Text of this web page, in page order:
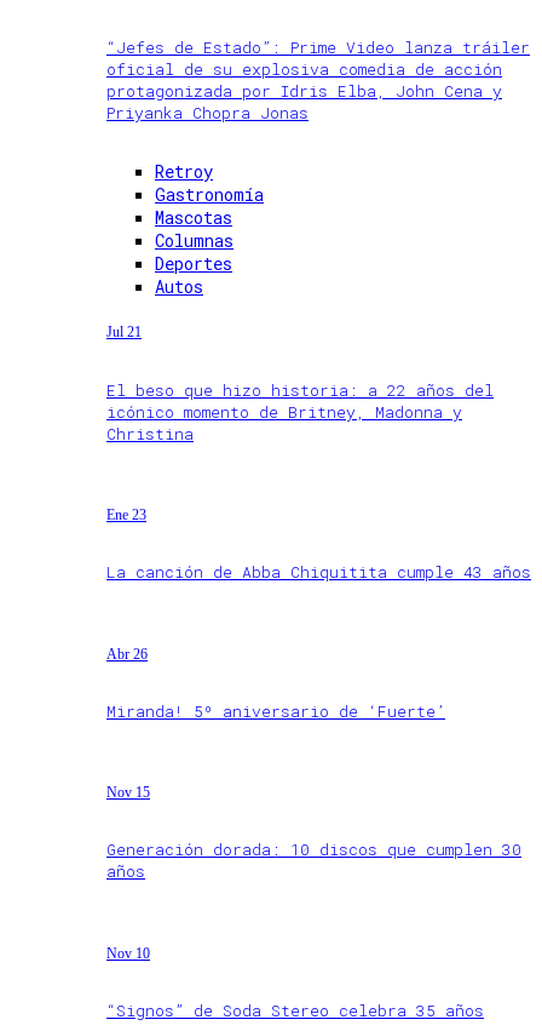
“Jefes de Estado”: Prime Video lanza tráiler
oficial de su explosiva comedia de acción
protagonizada por Idris Elba, John Cena y
Priyanka Chopra Jonas
Retroy
Gastronomía
Mascotas
Columnas
Deportes
Autos
Jul 21
El beso que hizo historia: a 22 años del
icónico momento de Britney, Madonna y
Christina
Ene 23
La canción de Abba Chiquitita cumple 43 años
Abr 26
Miranda! 5º aniversario de ‘Fuerte’
Nov 15
Generación dorada: 10 discos que cumplen 30
años
Nov 10
“Signos” de Soda Stereo celebra 35 años